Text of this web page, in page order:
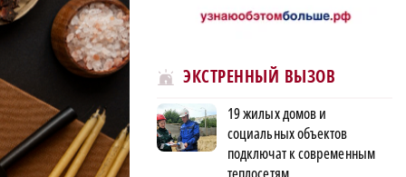
ЭКСТРЕННЫЙ ВЫЗОВ
19 жилых домов и
социальных объектов
подключат к современным